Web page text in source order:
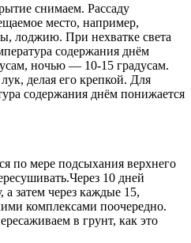
снимаем. Рассаду
место, например,
лоджию. При нехватке света
содержания днём
ночью — 10-15 градусам.
делая его крепкой. Для
содержания днём понижается
по мере подсыхания верхнего
10 дней
затем через каждые 15,
комплексами поочередно.
в грунт, как это